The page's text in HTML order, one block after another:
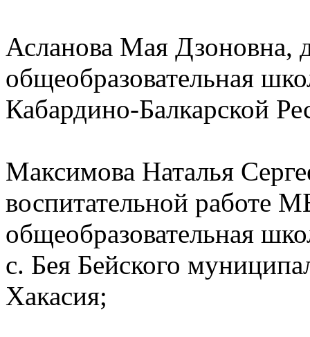
Асланова Мая
общеобразовательная
Кабардино-Балкарской
Максимова Наталья
воспитательной работе
общеобразовательная
с. Бея Бейского
Хакасия;